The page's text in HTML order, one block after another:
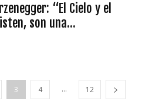
“El Cielo y el
son una...
3 4 ... 12